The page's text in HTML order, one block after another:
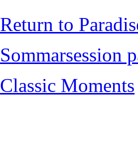
Return to
Sommarsession
Classic Moments